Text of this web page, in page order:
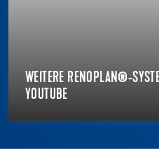
WEITERE RENOPLAN®-
YOUTUBE